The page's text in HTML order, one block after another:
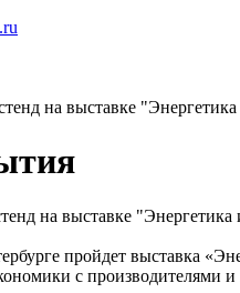
на выставке "Энергетика
пройдет выставка
с производителями